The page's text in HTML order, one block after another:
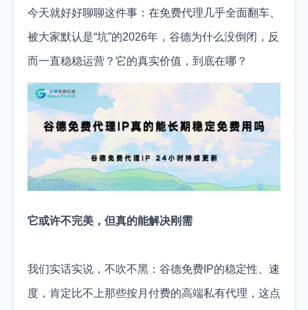
今天就好好聊聊这件事：在免费代理几乎全面翻车、
被大家默认是“坑”的2026年，谷德为什么没倒闭，反
而一直稳稳运营？它的真实价值，到底在哪？
它或许不完美，但真的能解决刚需
我们实话实说，不吹不黑：谷德免费IP的稳定性、速
度，肯定比不上那些按月付费的高端私有代理，这点